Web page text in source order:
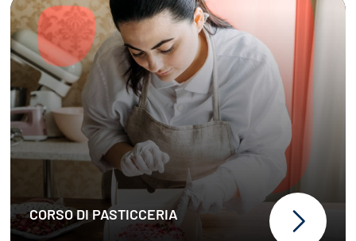
CORSO DI PASTICCERIA